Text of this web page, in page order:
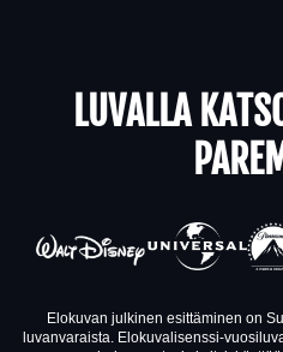
LUVALLA
Elokuvan julkinen esittäminen on
luvanvaraista. Elokuvalisenssi-